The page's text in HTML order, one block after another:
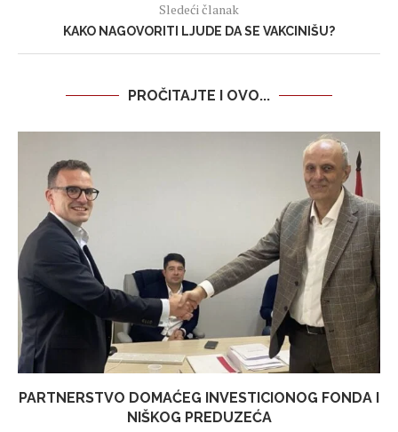
Sledeći članak
KAKO NAGOVORITI LJUDE DA SE VAKCINIŠU?
PROČITAJTE I OVO...
PARTNERSTVO DOMAĆEG INVESTICIONOG FONDA I
NIŠKOG PREDUZEĆA